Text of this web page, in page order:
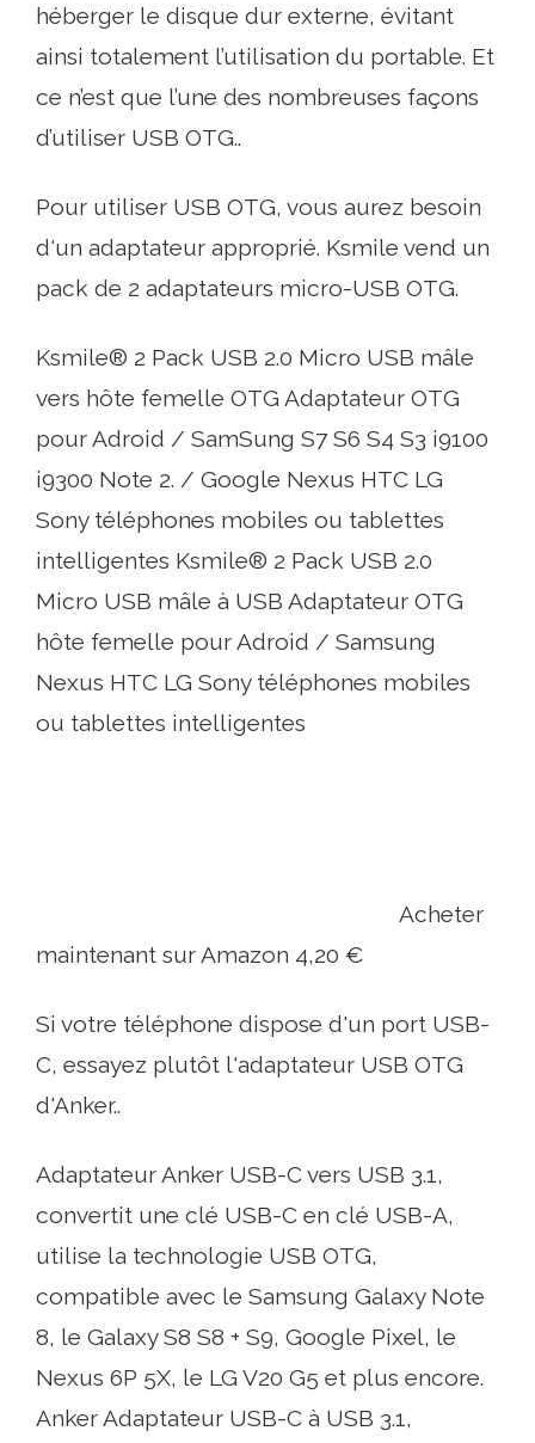
héberger le disque dur externe, évitant
ainsi totalement l’utilisation du portable. Et
ce n’est que l’une des nombreuses façons
d’utiliser USB OTG..
Pour utiliser USB OTG, vous aurez besoin
d'un adaptateur approprié. Ksmile vend un
pack de 2 adaptateurs micro-USB OTG.
Ksmile® 2 Pack USB 2.0 Micro USB mâle
vers hôte femelle OTG Adaptateur OTG
pour Adroid / SamSung S7 S6 S4 S3 i9100
i9300 Note 2. / Google Nexus HTC LG
Sony téléphones mobiles ou tablettes
intelligentes Ksmile® 2 Pack USB 2.0
Micro USB mâle à USB Adaptateur OTG
hôte femelle pour Adroid / Samsung
Nexus HTC LG Sony téléphones mobiles
ou tablettes intelligentes
Acheter
maintenant sur Amazon 4,20 €
Si votre téléphone dispose d'un port USB-
C, essayez plutôt l'adaptateur USB OTG
d'Anker..
Adaptateur Anker USB-C vers USB 3.1,
convertit une clé USB-C en clé USB-A,
utilise la technologie USB OTG,
compatible avec le Samsung Galaxy Note
8, le Galaxy S8 S8 + S9, Google Pixel, le
Nexus 6P 5X, le LG V20 G5 et plus encore.
Anker Adaptateur USB-C à USB 3.1,